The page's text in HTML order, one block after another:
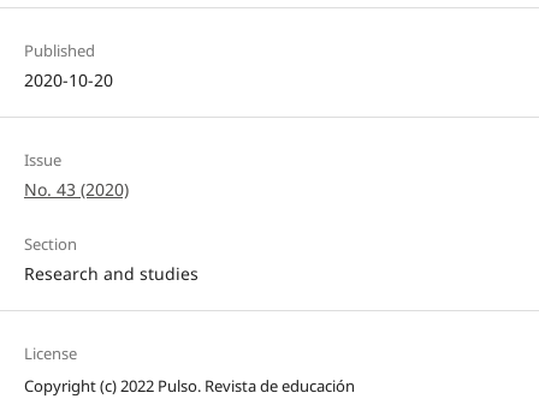
Published
2020-10-20
Issue
No. 43 (2020)
Section
Research and studies
License
Copyright (c) 2022 Pulso. Revista de educación